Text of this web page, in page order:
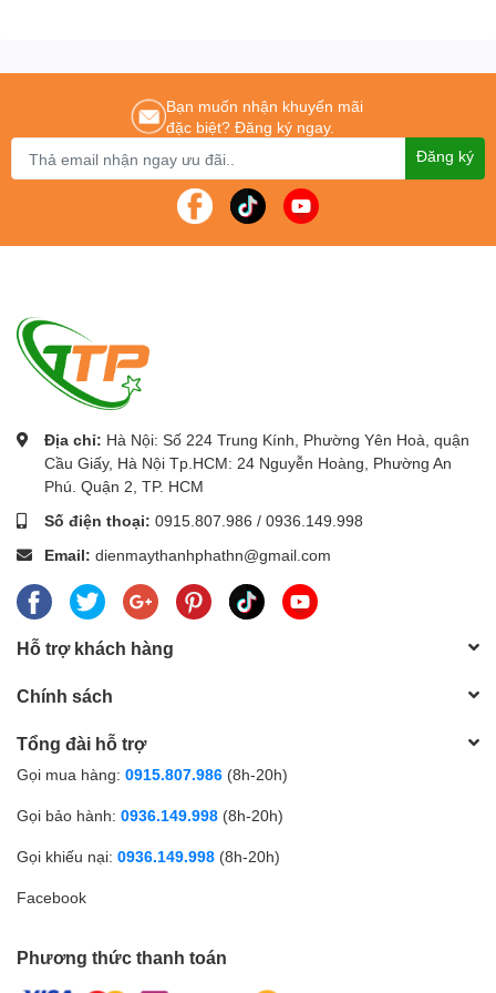
Bạn muốn nhận khuyến mãi
đặc biệt? Đăng ký ngay.
Đăng ký
Địa chỉ: Hà Nội: Số 224 Trung Kính, Phường Yên Hoà, quận
Cầu Giấy, Hà Nội Tp.HCM: 24 Nguyễn Hoàng, Phường An
Phú. Quận 2, TP. HCM
Số điện thoại: 0915.807.986 / 0936.149.998
Email: dienmaythanhphathn@gmail.com
Hỗ trợ khách hàng
Chính sách
Tổng đài hỗ trợ
Gọi mua hàng: 0915.807.986 (8h-20h)
Gọi bảo hành: 0936.149.998 (8h-20h)
Gọi khiếu nại: 0936.149.998 (8h-20h)
Facebook
Phương thức thanh toán